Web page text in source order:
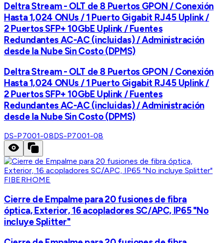
Deltra Stream - OLT de 8 Puertos GPON / Conexión
Hasta 1,024 ONUs / 1 Puerto Gigabit RJ45 Uplink /
2 Puertos SFP+ 10GbE Uplink / Fuentes
Redundantes AC-AC (incluidas) / Administración
desde la Nube Sin Costo (DPMS)
Deltra Stream - OLT de 8 Puertos GPON / Conexión
Hasta 1,024 ONUs / 1 Puerto Gigabit RJ45 Uplink /
2 Puertos SFP+ 10GbE Uplink / Fuentes
Redundantes AC-AC (incluidas) / Administración
desde la Nube Sin Costo (DPMS)
DS-P7001-08DS-P7001-08
FIBERHOME
Cierre de Empalme para 20 fusiones de fibra
óptica, Exterior, 16 acopladores SC/APC, IP65 "No
incluye Splitter"